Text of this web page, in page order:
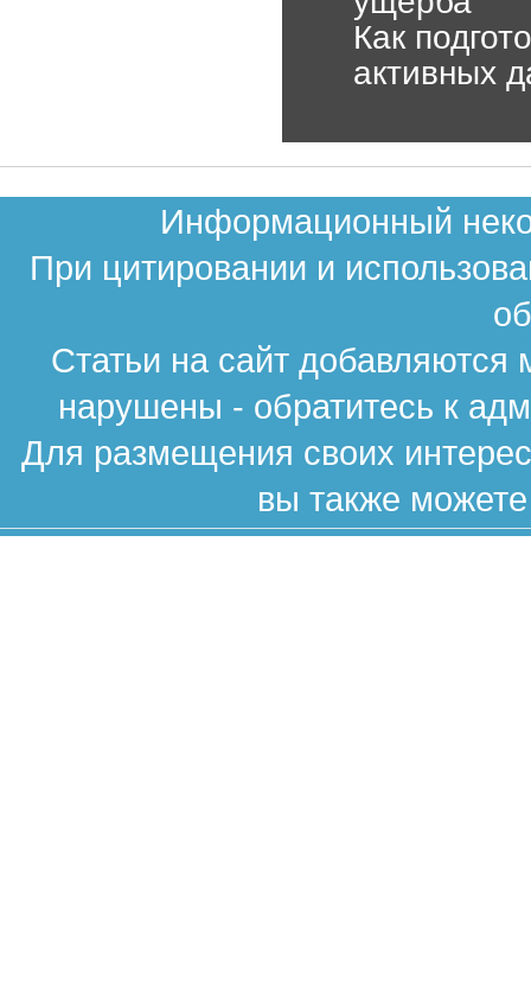
Как
активных
Информационный
При цитировании и
Статьи на сайт
нарушены - обратитесь к
Для размещения своих
вы также